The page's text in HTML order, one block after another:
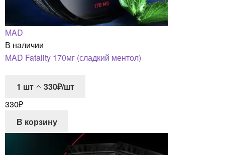
MAD
В наличии
MAD Fatality 170мг (сладкий ментол)
1 шт
330₽/шт
330₽
В корзину